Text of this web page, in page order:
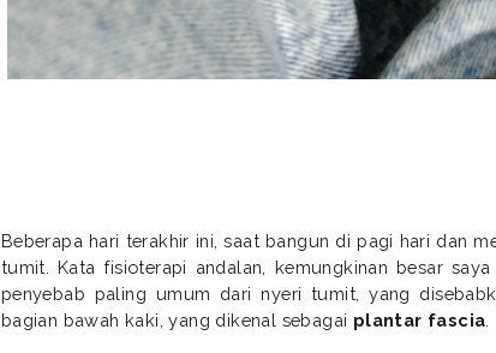
Beberapa hari terakhir ini, saat bangun di pagi hari dan
tumit. Kata fisioterapi andalan, kemungkinan besar saya
penyebab paling umum dari nyeri tumit, yang
bagian bawah kaki, yang dikenal sebagai plantar fascia